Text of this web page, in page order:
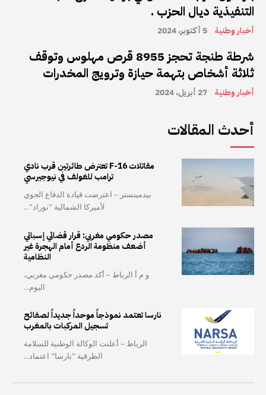
التنفيذية ديال الحزب .
أخبار وطنية 5 أكتوبر، 2024
شرطة طنجة تحجز 8955 قرص مهلوس وتوقف
ثلاثة أشخاص بتهمة حيازة وترويج المخدرات
أخبار وطنية 27 أبريل، 2024
أحدث المقالات
مقاتلات F-16 تعترض طائرتين قرب نادي
ترامب للغولف في نيوجيرسي
بيدمينستر – اعترضت قيادة الدفاع الجوي
لأميركا الشمالية "نوراد"...
مصدر حكومي مغربي: قرار قضائي إسباني
أضعف منظومة الردع أمام الهجرة غير
النظامية
و م أ الرباط – أكد مصدر حكومي مغربي،
اليوم...
نارسا تعتمد نموذجاً موحداً جديداً لصفائح
تسجيل المركبات بالمغرب
الرباط – أعلنت الوكالة الوطنية للسلامة
الطرقية "نارسا" اعتماد...